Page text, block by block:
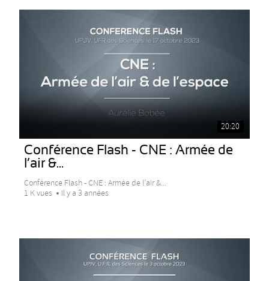
20:20
Conférence Flash - CNE : Armée de
l’air &...
Conférence Flash - CNE : Armée de l’air &...
1 K vues
Il y a 3 années